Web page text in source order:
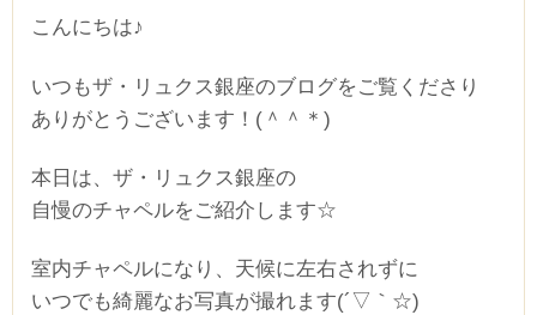
こんにちは♪
いつもザ・リュクス銀座のブログをご覧くださり
ありがとうございます！(＾＾＊)
本日は、ザ・リュクス銀座の
自慢のチャペルをご紹介します☆
室内チャペルになり、天候に左右されずに
いつでも綺麗なお写真が撮れます(´▽｀☆)